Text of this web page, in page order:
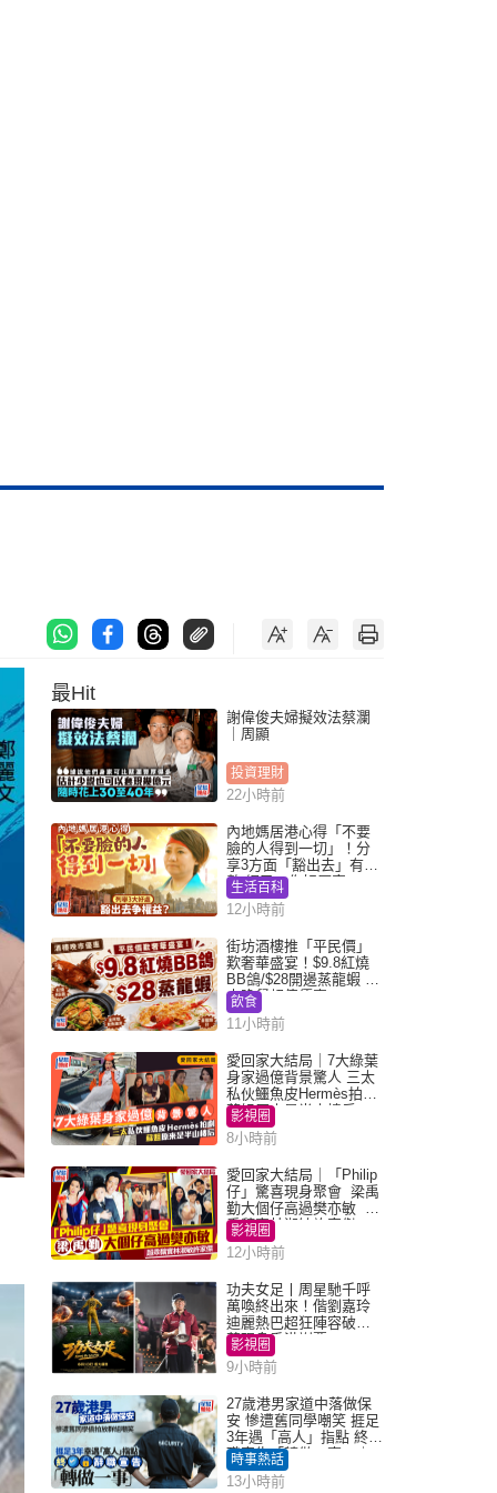
最Hit
謝偉俊夫婦擬效法蔡瀾
｜周顯
投資理財
22小時前
內地媽居港心得「不要
臉的人得到一切」！分
享3方面「豁出去」有著
數 網民：你好厲害
生活百科
12小時前
街坊酒樓推「平民價」
歎奢華盛宴！$9.8紅燒
BB鴿/$28開邊蒸龍蝦 3
大晚餐超值優惠
飲食
11小時前
愛回家大結局｜7大綠葉
身家過億背景驚人 三太
私伙鱷魚皮Hermès拍劇
蘇姐原來是半山樓后
影視圈
8小時前
愛回家大結局｜「Philip
仔」驚喜現身聚會 梁禹
勤大個仔高過樊亦敏 超
乖黐實林淑敏許家傑
影視圈
12小時前
功夫女足丨周星馳千呼
萬喚終出來！偕劉嘉玲
迪麗熱巴超狂陣容破天
荒現身香港謝票
影視圈
9小時前
27歲港男家道中落做保
安 慘遭舊同學嘲笑 捱足
3年遇「高人」指點 終辭
職宣告「轉做一事」｜
Juicy叮
時事熱話
13小時前